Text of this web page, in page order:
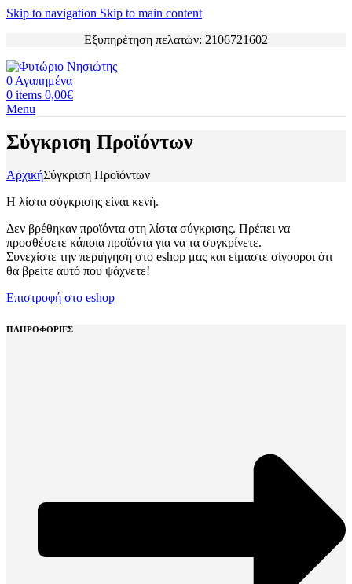
Skip to navigation Skip to main content
Εξυπηρέτηση πελατών: 2106721602
0 Αγαπημένα
0 items 0,00€
Menu
Σύγκριση Προϊόντων
ΑρχικήΣύγκριση Προϊόντων
Η λίστα σύγκρισης είναι κενή.
Δεν βρέθηκαν προϊόντα στη λίστα σύγκρισης. Πρέπει να
προσθέσετε κάποια προϊόντα για να τα συγκρίνετε.
Συνεχίστε την περιήγηση στο eshop μας και είμαστε σίγουροι ότι
θα βρείτε αυτό που ψάχνετε!
Επιστροφή στο eshop
ΠΛΗΡΟΦΟΡΙΕΣ